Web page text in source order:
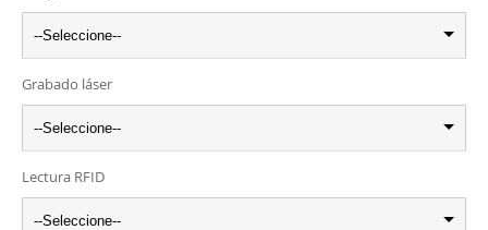
--Seleccione--
Grabado láser
--Seleccione--
Lectura RFID
--Seleccione--